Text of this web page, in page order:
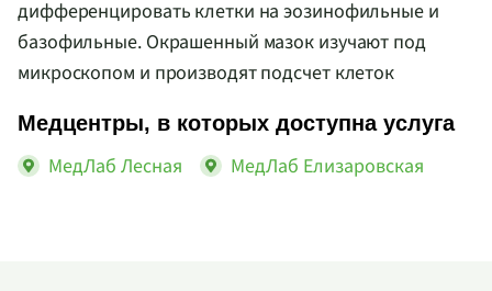
дифференцировать клетки на эозинофильные и
базофильные. Окрашенный мазок изучают под
микроскопом и производят подсчет клеток
Медцентры, в которых доступна услуга
МедЛаб Лесная МедЛаб Елизаровская